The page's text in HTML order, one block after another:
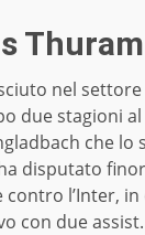
Thuram
nel
due stagioni
che
disputato
l’Inter,
con due assist.